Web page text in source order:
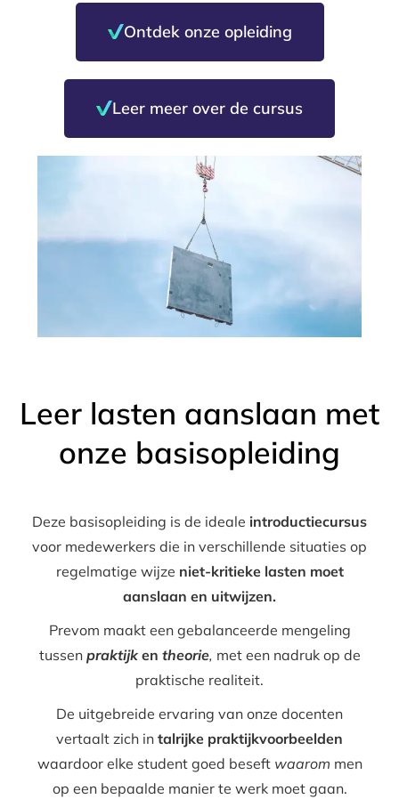
Ontdek onze opleiding
Leer meer over de cursus
Leer lasten aanslaan met
onze basisopleiding
Deze basisopleiding is de ideale introductiecursus
voor medewerkers die in verschillende situaties op
regelmatige wijze niet-kritieke lasten moet
aanslaan en uitwijzen.
Prevom maakt een gebalanceerde mengeling
tussen praktijk en theorie, met een nadruk op de
praktische realiteit.
De uitgebreide ervaring van onze docenten
vertaalt zich in talrijke praktijkvoorbeelden
waardoor elke student goed beseft waarom men
op een bepaalde manier te werk moet gaan.